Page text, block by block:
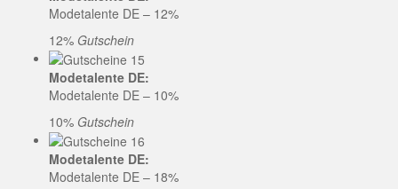
Modetalente DE – 12%
12% Gutschein
Modetalente DE:
Modetalente DE – 10%
10% Gutschein
Modetalente DE:
Modetalente DE – 18%